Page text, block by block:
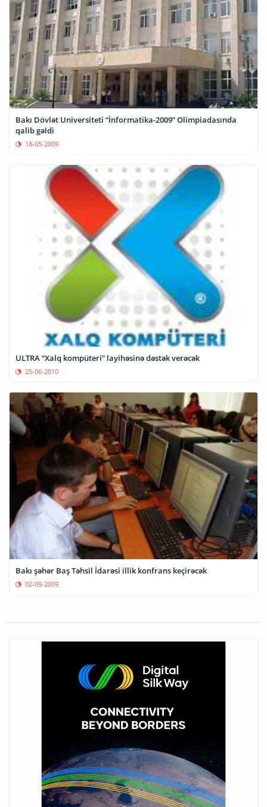
Bakı Dövlət Universiteti “İnformatika-2009” Olimpiadasında
qalib gəldi
18-05-2009
ULTRA “Xalq kompüteri” layihəsinə dəstək verəcək
25-06-2010
Bakı şəhər Baş Təhsil İdarəsi illik konfrans keçirəcək
02-09-2009